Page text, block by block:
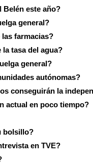
Belén este año?
general?
las farmacias?
tasa del agua?
general?
autónomas?
conseguirán la
actual en poco tiempo?
bolsillo?
en TVE?